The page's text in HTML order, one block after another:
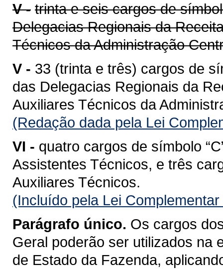
V - trinta e seis cargos de
Delegacias Regionais da
Técnicos da Administração
V - 33 (trinta e três) cargos de
das Delegacias Regionais da
Auxiliares Técnicos da
(Redação dada pela Lei
VI - quatro cargos de símbolo
Assistentes Técnicos, e três
Auxiliares Técnicos.
(Incluído pela Lei
Parágrafo único. Os cargos
Geral poderão ser utilizados na
de Estado da Fazenda,